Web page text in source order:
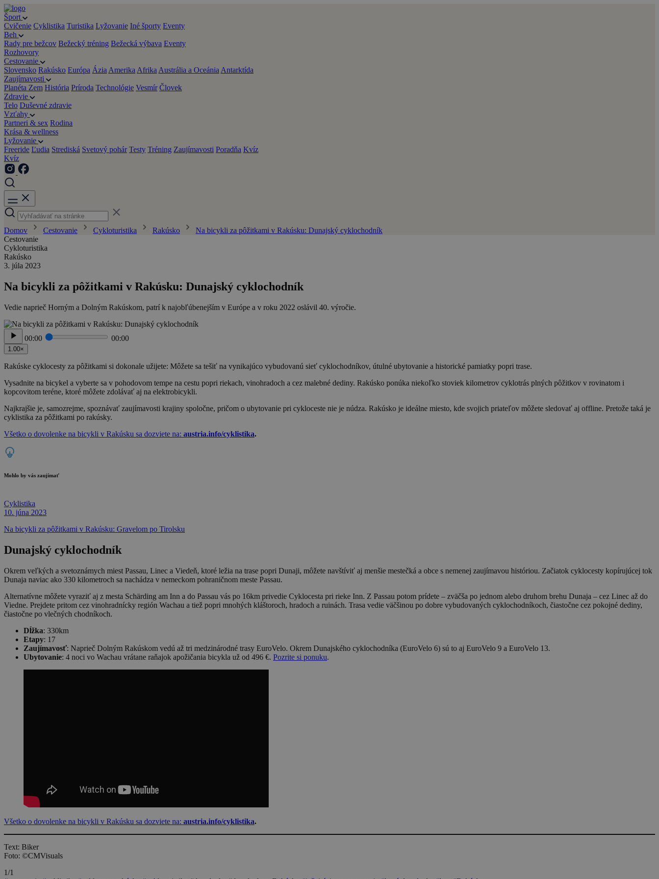
Šport
Cvičenie Cyklistika Turistika Lyžovanie Iné športy Eventy
Beh
Rady pre bežcov Bežecký tréning Bežecká výbava Eventy
Rozhovory
Cestovanie
Slovensko Rakúsko Európa Ázia Amerika Afrika Austrália a Oceánia Antarktída
Zaujímavosti
Planéta Zem História Príroda Technológie Vesmír Človek
Zdravie
Telo Duševné zdravie
Vzťahy
Partneri & sex Rodina
Krása & wellness
Lyžovanie
Freeride Ľudia Strediská Svetový pohár Testy Tréning Zaujímavosti Poradňa Kvíz
Kvíz
Domov Cestovanie Cykloturistika Rakúsko
Na bicykli za pôžitkami v Rakúsku: Dunajský cyklochodník
Cestovanie
Cykloturistika
Rakúsko
3. júla 2023
Na bicykli za pôžitkami v Rakúsku: Dunajský cyklochodník
Vedie naprieč Horným a Dolným Rakúskom, patrí k najobľúbenejším v Európe a v roku 2022 oslávil 40. výročie.
00:00 00:00
1.00×
Rakúske cyklocesty za pôžitkami si dokonale užijete: Môžete sa tešiť na vynikajúco vybudovanú sieť cyklochodníkov, útulné ubytovanie a historické pamiatky popri trase.
Vysadnite na bicykel a vyberte sa v pohodovom tempe na cestu popri riekach, vinohradoch a cez malebné dediny. Rakúsko ponúka niekoľko stoviek kilometrov cyklotrás plných pôžitkov v rovinatom i
kopcovitom teréne, ktoré môžete zdolávať aj na elektrobicykli.
Najkrajšie je, samozrejme, spoznávať zaujímavosti krajiny spoločne, pričom o ubytovanie pri cykloceste nie je núdza. Rakúsko je ideálne miesto, kde svojich priateľov môžete sledovať aj offline. Pretože taká je
cyklistika za pôžitkami po rakúsky.
Všetko o dovolenke na bicykli v Rakúsku sa dozviete na: austria.info/cyklistika.
Mohlo by vás zaujímať
Cyklistika
10. júna 2023
Na bicykli za pôžitkami v Rakúsku: Gravelom po Tirolsku
Dunajský cyklochodník
Okrem veľkých a svetoznámych miest Passau, Linec a Viedeň, ktoré ležia na trase popri Dunaji, môžete navštíviť aj menšie mestečká a obce s nemenej zaujímavou históriou. Začiatok cyklocesty kopírujúcej tok
Dunaja naviac ako 330 kilometroch sa nachádza v nemeckom pohraničnom meste Passau.
Alternatívne môžete vyraziť aj z mesta Schärding am Inn a do Passau vás po 16km privedie Cyklocesta pri rieke Inn. Z Passau potom prídete – zväčša po jednom alebo druhom brehu Dunaja – cez Linec až do
Viedne. Prejdete pritom cez vinohradnícky región Wachau a tiež popri mnohých kláštoroch, hradoch a ruinách. Trasa vedie väčšinou po dobre vybudovaných cyklochodníkoch, čiastočne cez pokojné dediny,
čiastočne po vlečných chodníkoch.
Dĺžka: 330km
Etapy: 17
Zaujímavosť: Naprieč Dolným Rakúskom vedú až tri medzinárodné trasy EuroVelo. Okrem Dunajského cyklochodníka (EuroVelo 6) sú to aj EuroVelo 9 a EuroVelo 13.
Ubytovanie: 4 noci vo Wachau vrátane raňajok apožičania bicykla už od 496 €. Pozrite si ponuku.
Všetko o dovolenke na bicykli v Rakúsku sa dozviete na: austria.info/cyklistika.
Text: Biker
Foto: ©CMVisuals
1/1